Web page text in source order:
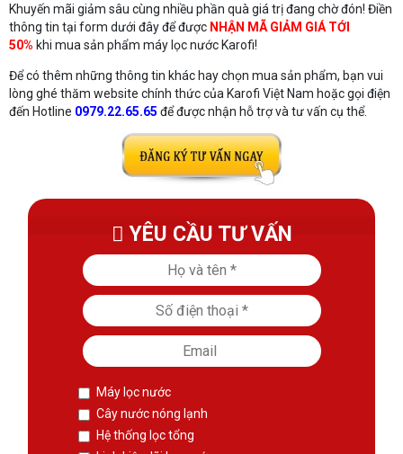
Khuyến mãi giảm sâu cùng nhiều phần quà giá trị đang chờ đón! Điền
thông tin tại form dưới đây để được NHẬN MÃ GIẢM GIÁ TỚI
50% khi mua sản phẩm máy lọc nước Karofi!
Để có thêm những thông tin khác hay chọn mua sản phẩm, bạn vui
lòng ghé thăm website chính thức của Karofi Việt Nam hoặc gọi điện
đến Hotline 0979.22.65.65 để được nhận hỗ trợ và tư vấn cụ thể.
YÊU CẦU TƯ VẤN
Máy lọc nước
Cây nước nóng lạnh
Hệ thống lọc tổng